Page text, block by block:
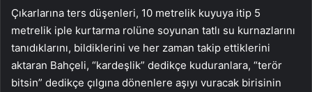
Çıkarlarına ters düşenleri, 10 metrelik kuyuya itip 5
metrelik iple kurtarma rolüne soyunan tatlı su kurnazlarını
tanıdıklarını, bildiklerini ve her zaman takip ettiklerini
aktaran Bahçeli, “kardeşlik” dedikçe kuduranlara, “terör
bitsin” dedikçe çılgına dönenlere aşıyı vuracak birisinin